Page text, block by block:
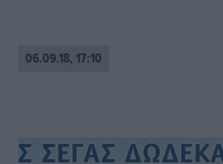
06.09.18, 17:10